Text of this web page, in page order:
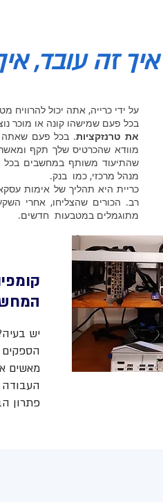
איך זה עובד,
על ידי כרייה, אתה יכול להרוויח
בכל פעם שמישהו קונה או מוכר
את טרנזקציות. בכל פעם שאתה
מוודא שהכרטיס שלך תקף
שהתיעוד משותף במחשבים בכל
מנהל מרכזי, כמו בנק.
כריית היא תהליך של אימות
רב. הכורים שהצליחו, אחרי
מתוגמלים במטבעות חדשים.
יש
הספקים
מאשים
העבודה
פתרון